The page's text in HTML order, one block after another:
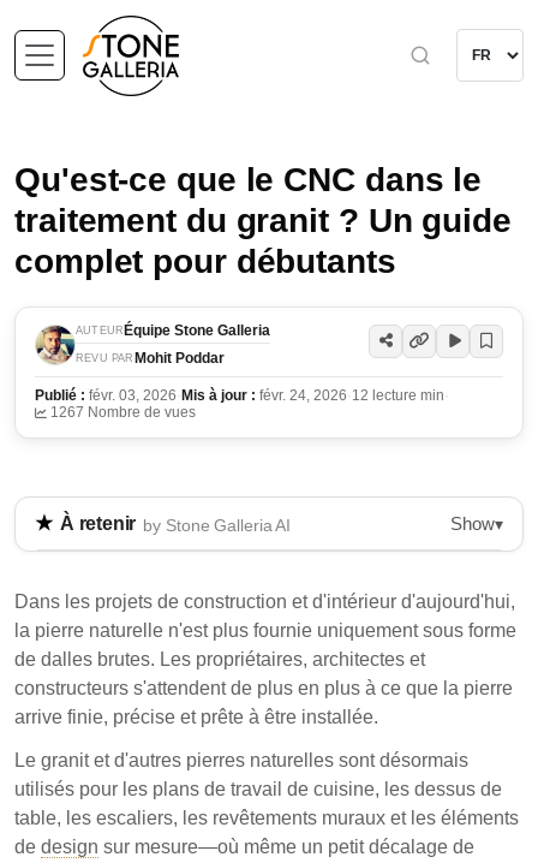
Qu'est-ce que le CNC dans le
traitement du granit ? Un guide
complet pour débutants
AUTEUR Équipe Stone Galleria
REVU PAR Mohit Poddar
Publié : févr. 03, 2026· Mis à jour : févr. 24, 2026·12 lecture min·
1267 Nombre de vues
À retenir by Stone Galleria AI Show▾
pierre a conduit à l'adoption de la technologie CNC.
Les machines CNC améliorent le traitement du granit
en assurant une grande précision et répétabilité dans
les découpes et finitions. Ce changement réduit les
retards sur site et améliore l'efficacité globale du
La technologie CNC permet un usinage contrôlé
par ordinateur, améliorant la précision et réduisant
les erreurs humaines dans le traitement du granit.
Dans les projets de construction et d'intérieur d'aujourd'hui,
la pierre naturelle n'est plus fournie uniquement sous forme
de dalles brutes. Les propriétaires, architectes et
constructeurs s'attendent de plus en plus à ce que la pierre
arrive finie, précise et prête à être installée.
Le granit et d'autres pierres naturelles sont désormais
utilisés pour les plans de travail de cuisine, les dessus de
table, les escaliers, les revêtements muraux et les éléments
de design sur mesure—où même un petit décalage de